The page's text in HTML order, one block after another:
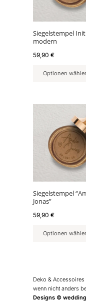
Siegelstempel
modern
59,90 €
Optionen
Siegelstempel
Jonas”
59,90 €
Optionen
Deko &
wenn nicht anders
Designs ©